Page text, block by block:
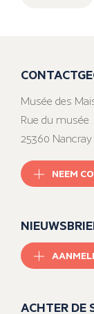
Musée des
Rue du musée
25360
NEEM
ACHTER DE